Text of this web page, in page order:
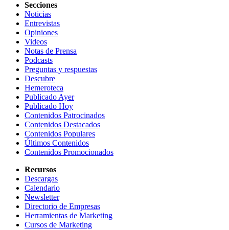
Secciones
Noticias
Entrevistas
Opiniones
Videos
Notas de Prensa
Podcasts
Preguntas y respuestas
Descubre
Hemeroteca
Publicado Ayer
Publicado Hoy
Contenidos Patrocinados
Contenidos Destacados
Contenidos Populares
Últimos Contenidos
Contenidos Promocionados
Recursos
Descargas
Calendario
Newsletter
Directorio de Empresas
Herramientas de Marketing
Cursos de Marketing